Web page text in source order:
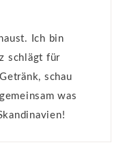
Ich bin
schlägt für
schau
was